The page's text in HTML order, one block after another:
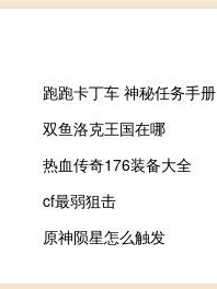
跑跑卡丁车 神秘任务手册
双鱼洛克王国在哪
热血传奇176装备大全
cf最弱狙击
原神陨星怎么触发